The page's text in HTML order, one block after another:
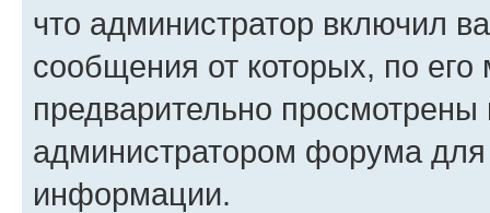
что администратор включил
сообщения от которых, по
предварительно
администратором форума
информации.